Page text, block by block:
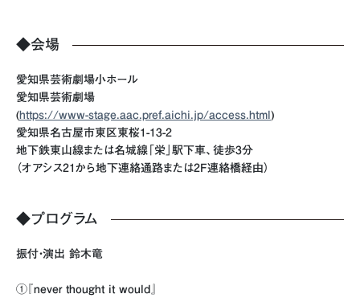
◆会場
愛知県芸術劇場小ホール
愛知県芸術劇場
(https://www-stage.aac.pref.aichi.jp/access.html )
愛知県名古屋市東区東桜1-13-2
地下鉄東山線または名城線「栄」駅下車、徒歩3分
（オアシス21から地下連絡通路または2F連絡橋経由）
◆プログラム
振付・演出 鈴木竜
①『never thought it would』